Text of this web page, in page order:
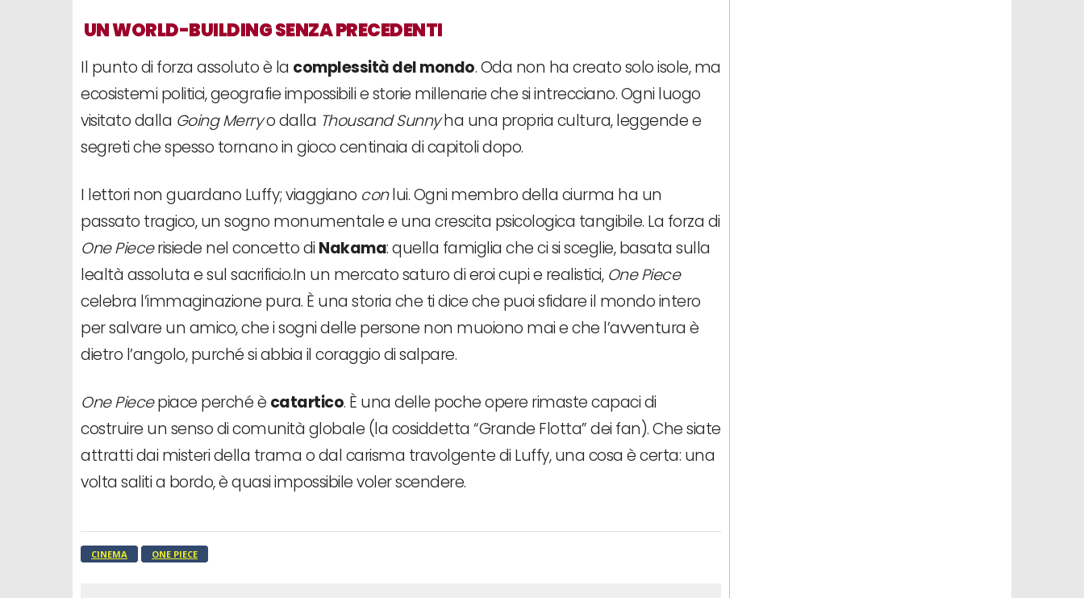
UN WORLD-BUILDING SENZA PRECEDENTI
Il punto di forza assoluto è la complessità del mondo. Oda non ha creato solo isole, ma
ecosistemi politici, geografie impossibili e storie millenarie che si intrecciano. Ogni luogo
visitato dalla Going Merryo dalla Thousand Sunnyha una propria cultura, leggende e
segreti che spesso tornano in gioco centinaia di capitoli dopo.
I lettori non guardano Luffy; viaggiano conlui. Ogni membro della ciurma ha un
passato tragico, un sogno monumentale e una crescita psicologica tangibile. La forza di
One Piecerisiede nel concetto di Nakama: quella famiglia che ci si sceglie, basata sulla
lealtà assoluta e sul sacrificio.In un mercato saturo di eroi cupi e realistici, One Piece
celebra l’immaginazione pura. È una storia che ti dice che puoi sfidare il mondo intero
per salvare un amico, che i sogni delle persone non muoiono mai e che l’avventura è
dietro l’angolo, purché si abbia il coraggio di salpare.
One Piecepiace perché è catartico. È una delle poche opere rimaste capaci di
costruire un senso di comunità globale (la cosiddetta “Grande Flotta” dei fan). Che siate
attratti dai misteri della trama o dal carisma travolgente di Luffy, una cosa è certa: una
volta saliti a bordo, è quasi impossibile voler scendere.
CINEMA ONE PIECE